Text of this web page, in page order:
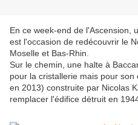
En ce week-end de l'Ascension,
est l'occasion de redécouvrir le
Moselle et Bas-Rhin.
Sur le chemin, une halte à
pour la cristallerie mais pour
en 2013) construite par Nicolas
remplacer l'édifice détruit en